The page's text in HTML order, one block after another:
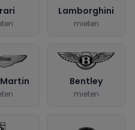
Lamborghini
mieten
Bentley
mieten